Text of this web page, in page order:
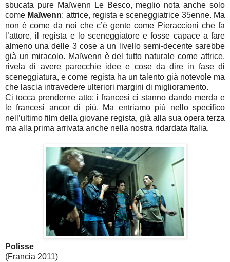
sbucata pure Maïwenn Le Besco, meglio nota anche solo
come Maïwenn: attrice, regista e sceneggiatrice 35enne. Ma
non è come da noi che c’è gente come Pieraccioni che fa
l’attore, il regista e lo sceneggiatore e fosse capace a fare
almeno una delle 3 cose a un livello semi-decente sarebbe
già un miracolo. Maïwenn è del tutto naturale come attrice,
rivela di avere parecchie idee e cose da dire in fase di
sceneggiatura, e come regista ha un talento già notevole ma
che lascia intravedere ulteriori margini di miglioramento.
Ci tocca prenderne atto: i francesi ci stanno dando merda e
le francesi ancor di più. Ma entriamo più nello specifico
nell’ultimo film della giovane regista, già alla sua opera terza
ma alla prima arrivata anche nella nostra ridardata Italia.
Polisse
(Francia 2011)